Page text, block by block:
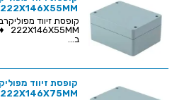
222X146X55MM
ב...
222X146X75MM